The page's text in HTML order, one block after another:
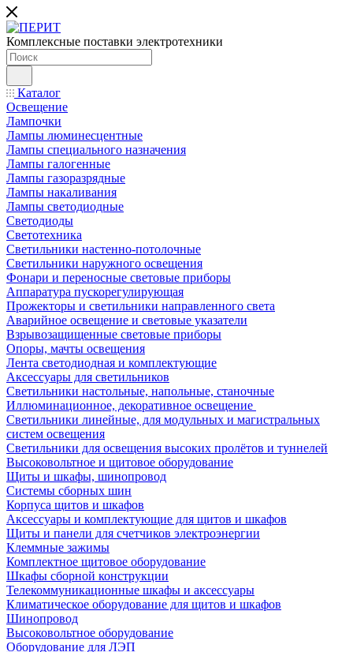
Комплексные поставки электротехники
Каталог
Освещение
Лампочки
Лампы люминесцентные
Лампы специального назначения
Лампы галогенные
Лампы газоразрядные
Лампы накаливания
Лампы светодиодные
Светодиоды
Светотехника
Светильники настенно-потолочные
Светильники наружного освещения
Фонари и переносные световые приборы
Аппаратура пускорегулирующая
Прожекторы и светильники направленного света
Аварийное освещение и световые указатели
Взрывозащищенные световые приборы
Опоры, мачты освещения
Лента светодиодная и комплектующие
Аксессуары для светильников
Светильники настольные, напольные, станочные
Иллюминационное, декоративное освещение
Светильники линейные, для модульных и магистральных
систем освещения
Светильники для освещения высоких пролётов и туннелей
Высоковольтное и щитовое оборудование
Щиты и шкафы, шинопровод
Системы сборных шин
Корпуса щитов и шкафов
Аксессуары и комплектующие для щитов и шкафов
Щиты и панели для счетчиков электроэнергии
Клеммные зажимы
Комплектное щитовое оборудование
Шкафы сборной конструкции
Телекоммуникационные шкафы и аксессуары
Климатическое оборудование для щитов и шкафов
Шинопровод
Высоковольтное оборудование
Оборудование для ЛЭП